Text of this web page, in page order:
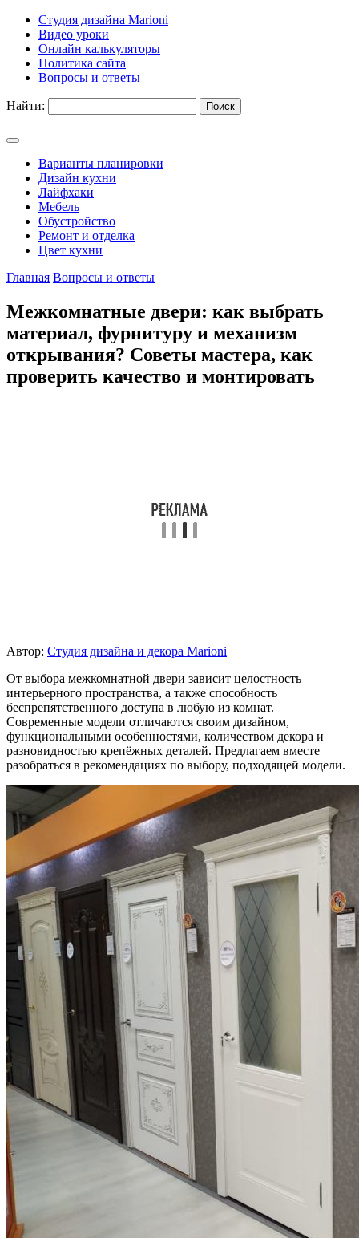
Студия дизайна Marioni
Видео уроки
Онлайн калькуляторы
Политика сайта
Вопросы и ответы
Найти:
Варианты планировки
Дизайн кухни
Лайфхаки
Мебель
Обустройство
Ремонт и отделка
Цвет кухни
Главная Вопросы и ответы
Межкомнатные двери: как выбрать
материал, фурнитуру и механизм
открывания? Советы мастера, как
проверить качество и монтировать
Автор: Студия дизайна и декора Marioni
От выбора межкомнатной двери зависит целостность
интерьерного пространства, а также способность
беспрепятственного доступа в любую из комнат.
Современные модели отличаются своим дизайном,
функциональными особенностями, количеством декора и
разновидностью крепёжных деталей. Предлагаем вместе
разобраться в рекомендациях по выбору, подходящей модели.